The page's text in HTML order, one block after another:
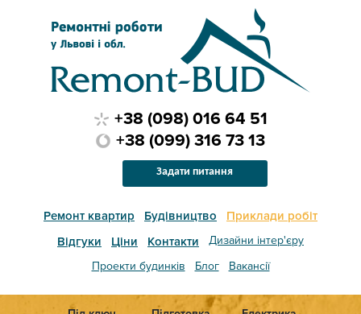
Ремонт квартир Будівництво
Приклади робіт
Відгуки
Ціни Контакти
Дизайни інтер'єру
Проекти будинків
Блог Вакансії
+38 (098) 016 64 51
+38 (099) 316 73 13
Задати питання